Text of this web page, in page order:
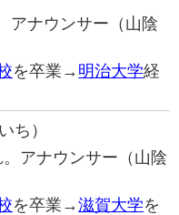
アナウンサー（山陰
を卒業→ 明治大学経
ち）
アナウンサー（山陰
を卒業→滋賀大学を